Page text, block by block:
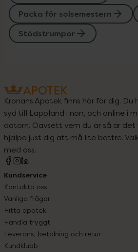
Packa för solsemestern
Stödstrumpor
Kronans Apotek finns här för dig. Du
syd till Lappland i norr, och online i
datorn. Oavsett vem du är så är
hjälpa just dig att må lite bättre.
med oss.
Kundservice
Kontakta oss
Vanliga frågor
Hitta apotek
Handla tryggt
Leverans, betalning och retur
Kundklubb